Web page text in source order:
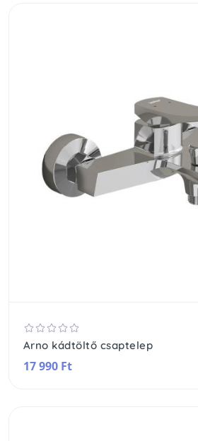
Arno kádtöltő csaptelep
17 990 Ft